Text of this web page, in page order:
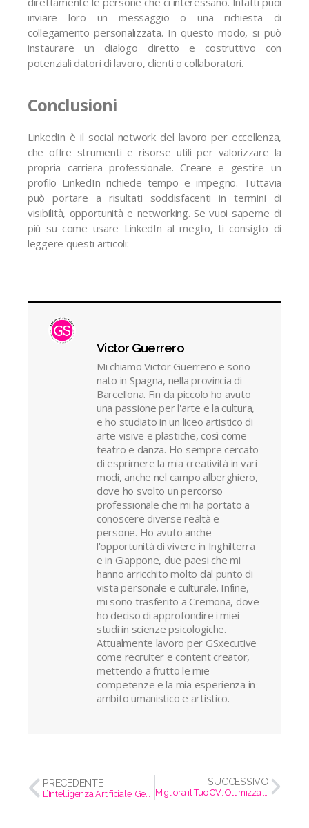
inviare loro un messaggio o una richiesta di
collegamento personalizzata. In questo modo, si può
instaurare un dialogo diretto e costruttivo con
potenziali datori di lavoro, clienti o collaboratori.
Conclusioni
LinkedIn è il social network del lavoro per eccellenza,
che offre strumenti e risorse utili per valorizzare la
propria carriera professionale. Creare e gestire un
profilo LinkedIn richiede tempo e impegno. Tuttavia
può portare a risultati soddisfacenti in termini di
visibilità, opportunità e networking. Se vuoi saperne di
più su come usare LinkedIn al meglio, ti consiglio di
leggere questi articoli:
Victor Guerrero
Mi chiamo Victor Guerrero e sono
nato in Spagna, nella provincia di
Barcellona. Fin da piccolo ho avuto
una passione per l'arte e la cultura,
e ho studiato in un liceo artistico di
arte visive e plastiche, così come
teatro e danza. Ho sempre cercato
di esprimere la mia creatività in vari
modi, anche nel campo alberghiero,
dove ho svolto un percorso
professionale che mi ha portato a
conoscere diverse realtà e
persone. Ho avuto anche
l'opportunità di vivere in Inghilterra
e in Giappone, due paesi che mi
hanno arricchito molto dal punto di
vista personale e culturale. Infine,
mi sono trasferito a Cremona, dove
ho deciso di approfondire i miei
studi in scienze psicologiche.
Attualmente lavoro per GSxecutive
come recruiter e content creator,
mettendo a frutto le mie
competenze e la mia esperienza in
ambito umanistico e artistico.
PRECEDENTE SUCCESSIVO
Migliora il Tuo CV: Ottimizza la Tua Presentazione